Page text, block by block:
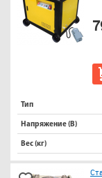
Тип
Напряжение (В)
Вес (кг)